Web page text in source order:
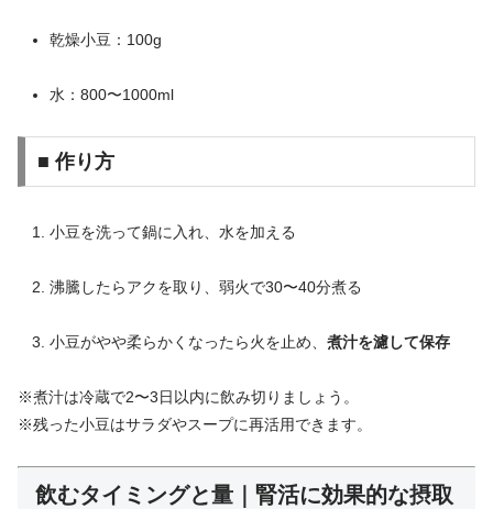
乾燥小豆：100g
水：800〜1000ml
■ 作り方
小豆を洗って鍋に入れ、水を加える
沸騰したらアクを取り、弱火で30〜40分煮る
小豆がやや柔らかくなったら火を止め、 煮汁を濾して保存
※煮汁は冷蔵で2〜3日以内に飲み切りましょう。
※残った小豆はサラダやスープに再活用できます。
飲むタイミングと量｜腎活に効果的な摂取